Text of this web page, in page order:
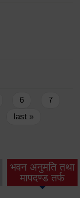
6
7
last »
भवन अनुमति तथा
मापदण्ड तर्फ